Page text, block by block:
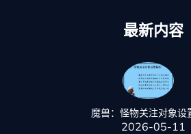
最新内容
魔兽：怪物关注对象设
2026-05-11